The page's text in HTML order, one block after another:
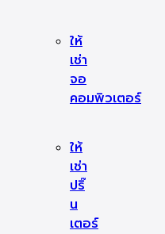
ให้
เช่า
จอ
คอมพิวเตอร์
ให้
เช่า
ปริ๊
น
เตอร์